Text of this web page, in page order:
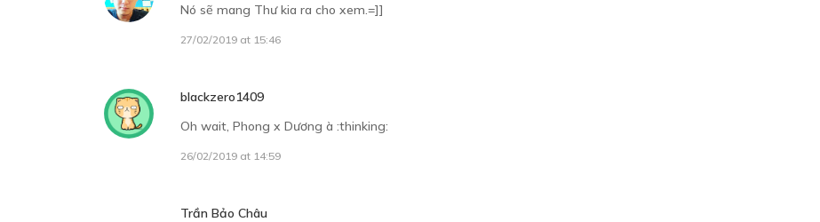
Nó sẽ mang Thư kia ra cho xem.=]]
27/02/2019 at 15:46
blackzero1409
Oh wait, Phong x Dương à :thinking:
26/02/2019 at 14:59
Trần Bảo Châu